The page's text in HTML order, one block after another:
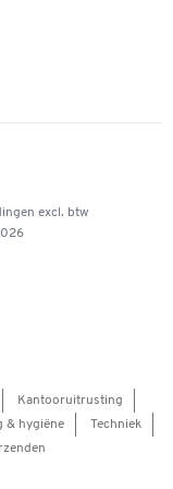
excl. btw
Kantooruitrusting
& hygiëne
Techniek